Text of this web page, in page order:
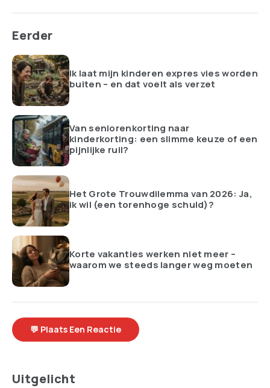
Eerder
Ik laat mijn kinderen expres vies worden
buiten – en dat voelt als verzet
Van seniorenkorting naar
kinderkorting: een slimme keuze of een
pijnlijke ruil?
Het Grote Trouwdilemma van 2026: Ja,
ik wil (een torenhoge schuld)?
Korte vakanties werken niet meer –
waarom we steeds langer weg moeten
💬 Plaats Een Reactie
Uitgelicht